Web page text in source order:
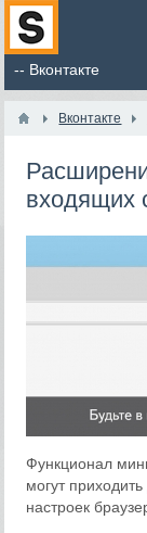
Вконтакте
входящих
Функционал
могут
настроек